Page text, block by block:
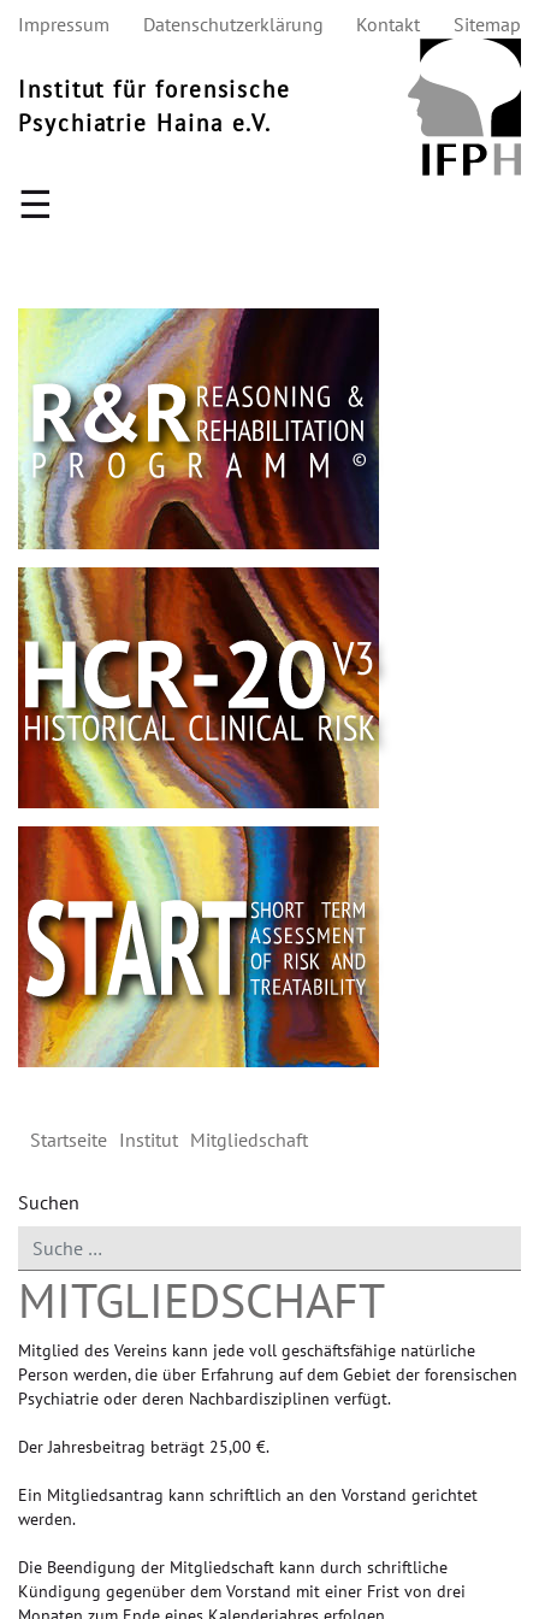
Impressum Datenschutzerklärung Kontakt Sitemap
Institut für forensische
Psychiatrie Haina e.V.
Startseite Institut Mitgliedschaft
Suchen
MITGLIEDSCHAFT
Mitglied des Vereins kann jede voll geschäftsfähige natürliche
Person werden, die über Erfahrung auf dem Gebiet der forensischen
Psychiatrie oder deren Nachbardisziplinen verfügt.
Der Jahresbeitrag beträgt 25,00 €.
Ein Mitgliedsantrag kann schriftlich an den Vorstand gerichtet
werden.
Die Beendigung der Mitgliedschaft kann durch schriftliche
Kündigung gegenüber dem Vorstand mit einer Frist von drei